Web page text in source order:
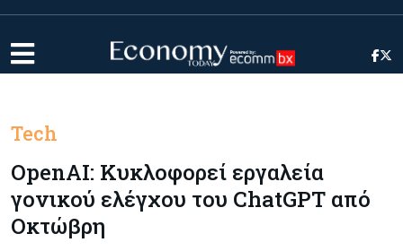
Tech
OpenAI: Κυκλοφορεί εργαλεία
γονικού ελέγχου του ChatGPT από
Οκτώβρη